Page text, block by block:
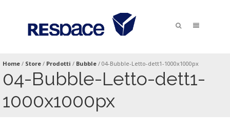
Home / Store / Prodotti / Bubble / 04-Bubble-Letto-dett1-1000x1000px
04-Bubble-Letto-dett1-
1000x1000px